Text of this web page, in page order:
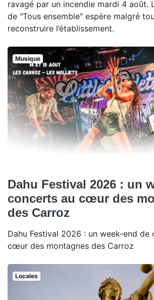
ravagé par un incendie mardi 4 août.
de "Tous ensemble" espère malgré
reconstruire l’établissement.
Musique
Dahu Festival 2026 : un
concerts au cœur des
des Carroz
Dahu Festival 2026 : un week-end de
cœur des montagnes des Carroz
Locales